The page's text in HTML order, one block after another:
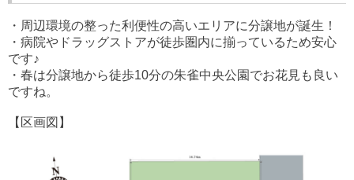
・周辺環境の整った利便性の高いエリアに分譲地が誕生！
・病院やドラッグストアが徒歩圏内に揃っているため安心
です♪
・春は分譲地から徒歩10分の朱雀中央公園でお花見も良い
ですね。
【区画図】